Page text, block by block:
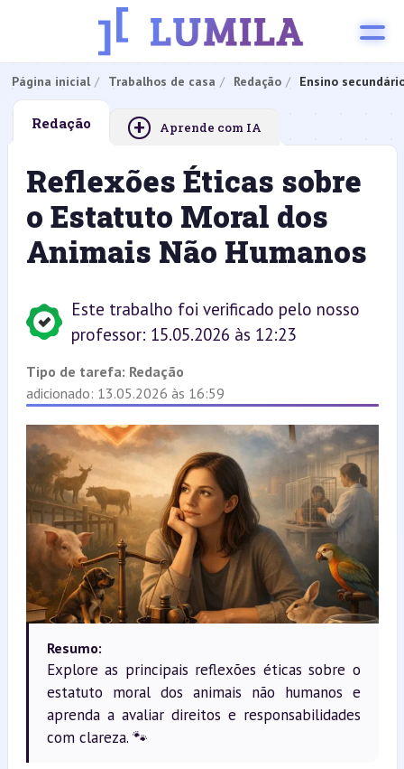
Página inicial Trabalhos de casa Redação Ensino
Redação + Aprende com IA
Reflexões Éticas sobre
o Estatuto Moral dos
Animais Não Humanos
Este trabalho foi verificado pelo nosso
professor: 15.05.2026 às 12:23
Tipo de tarefa: Redação
adicionado: 13.05.2026 às 16:59
Resumo:
Explore as principais reflexões éticas sobre o
estatuto moral dos animais não humanos e
aprenda a avaliar direitos e responsabilidades
com clareza. 🐾